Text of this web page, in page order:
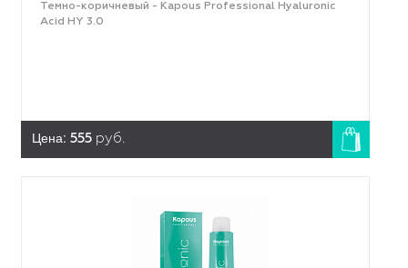
Темно-коричневый - Kapous Professional Hyaluronic
Acid HY 3.0
Цена: 555 руб.